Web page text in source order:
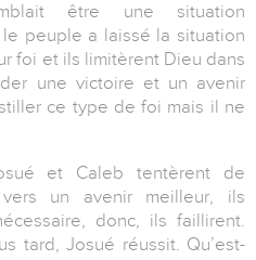
être une situation
peuple a laissé la situation
foi et ils limitèrent Dieu dans
une victoire et un avenir
ce type de foi mais il ne
et Caleb tentèrent de
un avenir meilleur, ils
donc, ils faillirent.
tard, Josué réussit. Qu’est-